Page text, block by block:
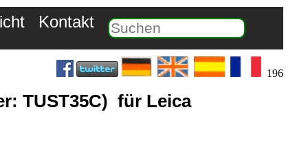
Kontakt
196
TUST35C) für Leica